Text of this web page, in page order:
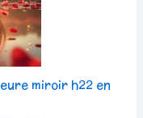
miroir h22 en